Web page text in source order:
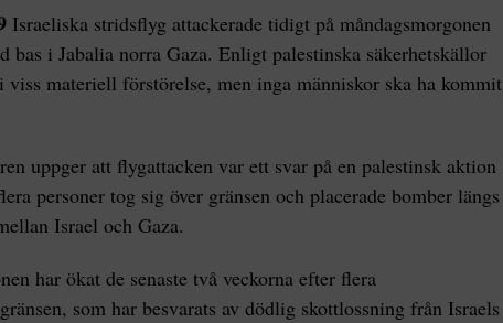
Israeliska stridsflyg attackerade tidigt på måndagsmorgonen
bas i Jabalia norra Gaza. Enligt palestinska säkerhetskällor
viss materiell förstörelse, men inga människor ska ha kommit
uppger att flygattacken var ett svar på en palestinsk aktion
personer tog sig över gränsen och placerade bomber längs
Israel och Gaza.
har ökat de senaste två veckorna efter flera
som har besvarats av dödlig skottlossning från Israels